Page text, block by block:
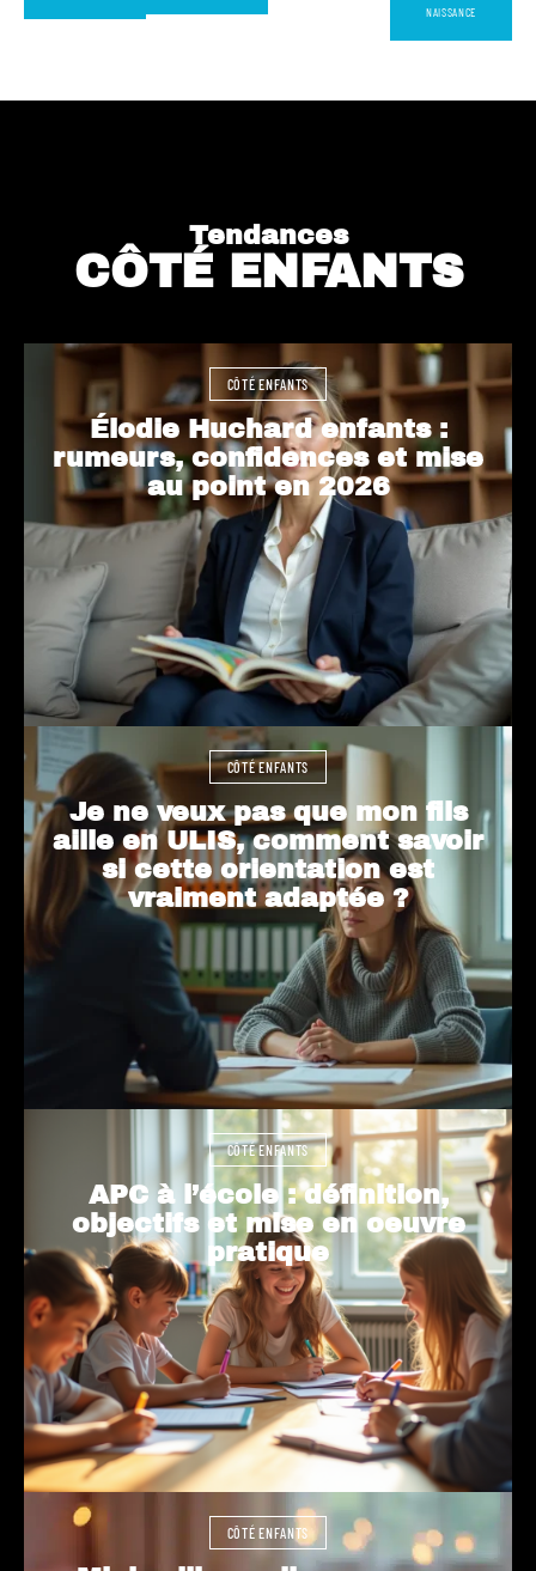
NAISSANCE
Tendances
CÔTÉ ENFANTS
CÔTÉ ENFANTS
Élodie Huchard enfants :
rumeurs, confidences et mise
au point en 2026
CÔTÉ ENFANTS
Je ne veux pas que mon fils
aille en ULIS, comment savoir
si cette orientation est
vraiment adaptée ?
CÔTÉ ENFANTS
APC à l’école : définition,
objectifs et mise en oeuvre
pratique
CÔTÉ ENFANTS